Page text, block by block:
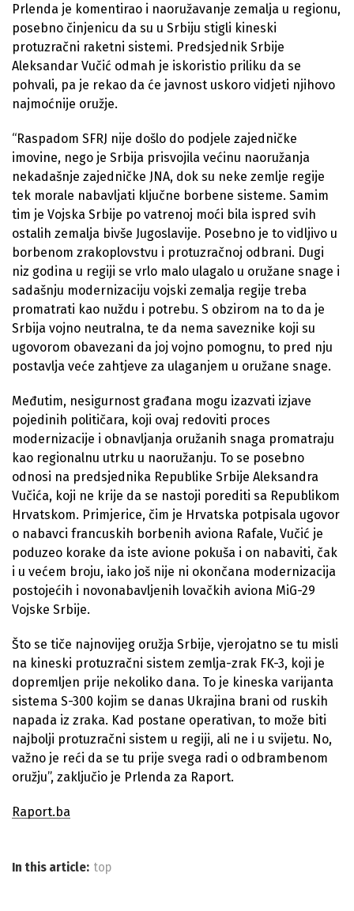
Prlenda je komentirao i naoružavanje zemalja u regionu,
posebno činjenicu da su u Srbiju stigli kineski
protuzračni raketni sistemi. Predsjednik Srbije
Aleksandar Vučić odmah je iskoristio priliku da se
pohvali, pa je rekao da će javnost uskoro vidjeti njihovo
najmoćnije oružje.
“Raspadom SFRJ nije došlo do podjele zajedničke
imovine, nego je Srbija prisvojila većinu naoružanja
nekadašnje zajedničke JNA, dok su neke zemlje regije
tek morale nabavljati ključne borbene sisteme. Samim
tim je Vojska Srbije po vatrenoj moći bila ispred svih
ostalih zemalja bivše Jugoslavije. Posebno je to vidljivo u
borbenom zrakoplovstvu i protuzračnoj odbrani. Dugi
niz godina u regiji se vrlo malo ulagalo u oružane snage i
sadašnju modernizaciju vojski zemalja regije treba
promatrati kao nuždu i potrebu. S obzirom na to da je
Srbija vojno neutralna, te da nema saveznike koji su
ugovorom obavezani da joj vojno pomognu, to pred nju
postavlja veće zahtjeve za ulaganjem u oružane snage.
Međutim, nesigurnost građana mogu izazvati izjave
pojedinih političara, koji ovaj redoviti proces
modernizacije i obnavljanja oružanih snaga promatraju
kao regionalnu utrku u naoružanju. To se posebno
odnosi na predsjednika Republike Srbije Aleksandra
Vučića, koji ne krije da se nastoji porediti sa Republikom
Hrvatskom. Primjerice, čim je Hrvatska potpisala ugovor
o nabavci francuskih borbenih aviona Rafale, Vučić je
poduzeo korake da iste avione pokuša i on nabaviti, čak
i u većem broju, iako još nije ni okončana modernizacija
postojećih i novonabavljenih lovačkih aviona MiG-29
Vojske Srbije.
Što se tiče najnovijeg oružja Srbije, vjerojatno se tu misli
na kineski protuzračni sistem zemlja-zrak FK-3, koji je
dopremljen prije nekoliko dana. To je kineska varijanta
sistema S-300 kojim se danas Ukrajina brani od ruskih
napada iz zraka. Kad postane operativan, to može biti
najbolji protuzračni sistem u regiji, ali ne i u svijetu. No,
važno je reći da se tu prije svega radi o odbrambenom
oružju”, zaključio je Prlenda za Raport.
Raport.ba
In this article: top